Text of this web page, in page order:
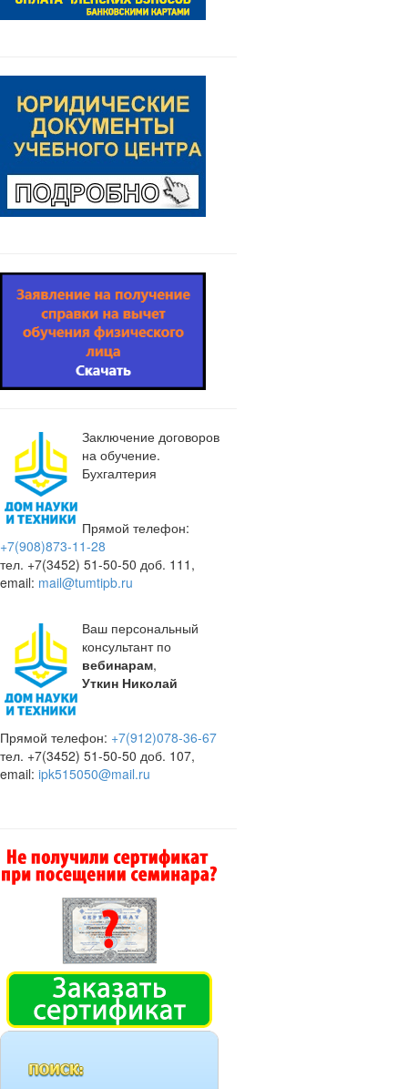
Заключение договоров
на обучение.
Бухгалтерия
Прямой телефон:
+7(908)873-11-28
тел. +7(3452) 51-50-50 доб. 111,
email: mail@tumtipb.ru
Ваш персональный
консультант по
вебинарам,
Уткин Николай
Прямой телефон: +7(912)078-36-67
тел. +7(3452) 51-50-50 доб. 107,
email: ipk515050@mail.ru